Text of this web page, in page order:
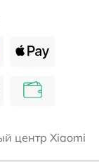
центр Xiaomi